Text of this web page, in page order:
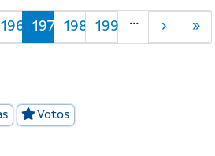
Filtro
Portada
196
Páxina
actual
197
Filtro
Portada
198
Filtro
Portada
199 …
Páxina
› »
Votos